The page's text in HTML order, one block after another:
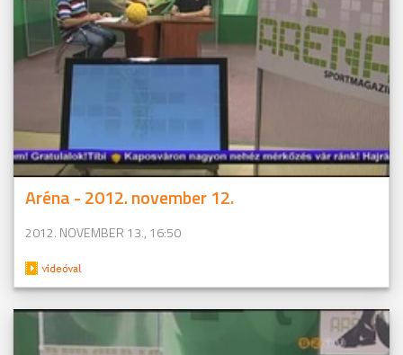
Aréna - 2012. november 12.
2012. NOVEMBER 13., 16:50